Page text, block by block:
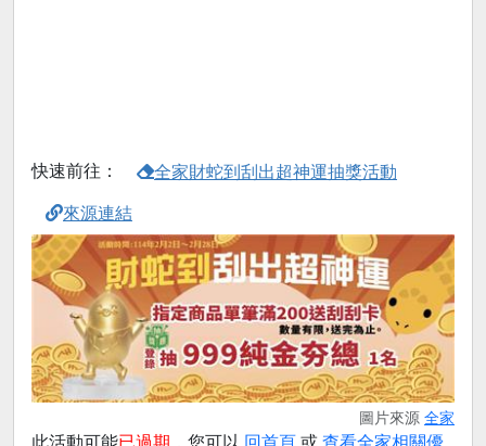
快速前往： 全家財蛇到刮出超神運抽獎活動
來源連結
圖片來源 全家
此活動可能已過期 ，您可以 回首頁 或 查看全家相關優